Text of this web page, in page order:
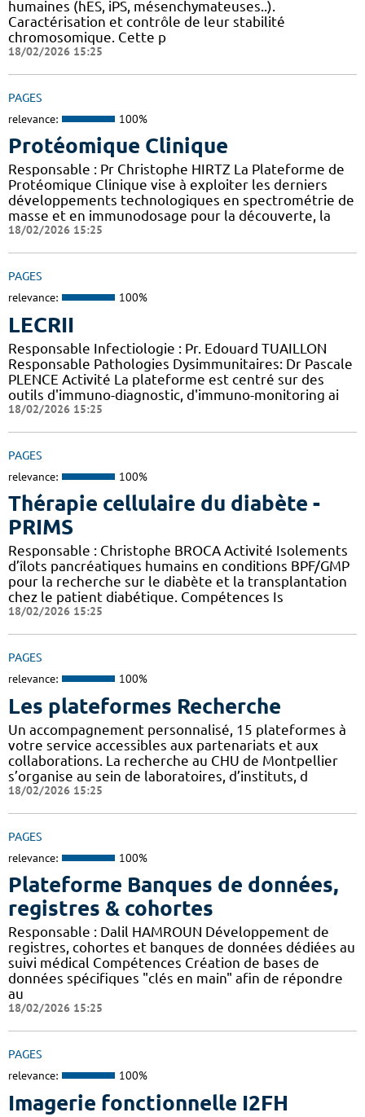
humaines (hES, iPS, mésenchymateuses..).
Caractérisation et contrôle de leur stabilité
chromosomique. Cette p
18/02/2026 15:25
PAGES
relevance: 100%
Protéomique Clinique
Responsable : Pr Christophe HIRTZ La Plateforme de
Protéomique Clinique vise à exploiter les derniers
développements technologiques en spectrométrie de
masse et en immunodosage pour la découverte, la
18/02/2026 15:25
PAGES
relevance: 100%
LECRII
Responsable Infectiologie : Pr. Edouard TUAILLON
Responsable Pathologies Dysimmunitaires: Dr Pascale
PLENCE Activité La plateforme est centré sur des
outils d'immuno-diagnostic, d'immuno-monitoring ai
18/02/2026 15:25
PAGES
relevance: 100%
Thérapie cellulaire du diabète -
PRIMS
Responsable : Christophe BROCA Activité Isolements
d’îlots pancréatiques humains en conditions BPF/GMP
pour la recherche sur le diabète et la transplantation
chez le patient diabétique. Compétences Is
18/02/2026 15:25
PAGES
relevance: 100%
Les plateformes Recherche
Un accompagnement personnalisé, 15 plateformes à
votre service accessibles aux partenariats et aux
collaborations. La recherche au CHU de Montpellier
s’organise au sein de laboratoires, d’instituts, d
18/02/2026 15:25
PAGES
relevance: 100%
Plateforme Banques de données,
registres & cohortes
Responsable : Dalil HAMROUN Développement de
registres, cohortes et banques de données dédiées au
suivi médical Compétences Création de bases de
données spécifiques "clés en main" afin de répondre
au
18/02/2026 15:25
PAGES
relevance: 100%
Imagerie fonctionnelle I2FH